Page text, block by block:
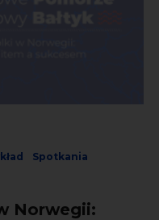
Spotkania
Norwegii: